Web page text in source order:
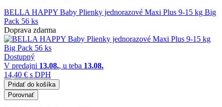
BELLA HAPPY Baby Plienky jednorazové Maxi Plus 9-15 kg Big
Pack 56 ks
Doprava zdarma
Dostupný
V predajni 13.08., u teba 13.08.
14,40 € s DPH
Pridať do košíka
Porovnať